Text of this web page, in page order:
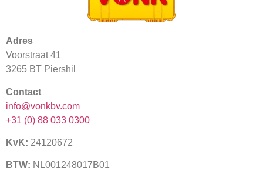
Adres
Voorstraat 41
3265 BT Piershil
Contact
info@vonkbv.com
+31 (0) 88 033 0300
KvK: 24120672
BTW: NL001248017B01